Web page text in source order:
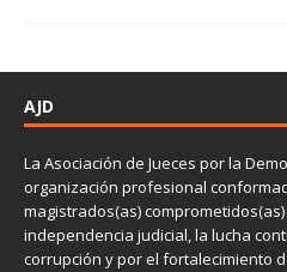
AJD
La Asociación de Jueces por la
organización profesional
magistrados(as)
independencia judicial, la lucha
corrupción y por el fortalecimiento